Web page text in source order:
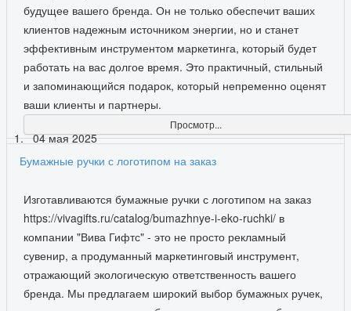
будущее вашего бренда. Он не только обеспечит ваших
клиентов надежным источником энергии, но и станет
эффективным инструментом маркетинга, который будет
работать на вас долгое время. Это практичный, стильный
и запоминающийся подарок, который непременно оценят
ваши клиенты и партнеры.
Просмотр...
04 мая 2025
Бумажные ручки с логотипом на заказ
Изготавливаются бумажные ручки с логотипом на заказ
https://vivagifts.ru/catalog/bumazhnye-i-eko-ruchki/ в
компании "Вива Гифтс" - это не просто рекламный
сувенир, а продуманный маркетинговый инструмент,
отражающий экологическую ответственность вашего
бренда. Мы предлагаем широкий выбор бумажных ручек,